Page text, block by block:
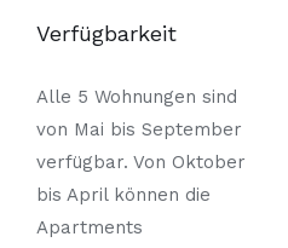
Verfügbarkeit
Alle 5 Wohnungen sind
von Mai bis September
verfügbar. Von Oktober
bis April können die
Apartments